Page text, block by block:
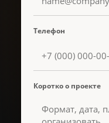
Телефон
Коротко о проекте